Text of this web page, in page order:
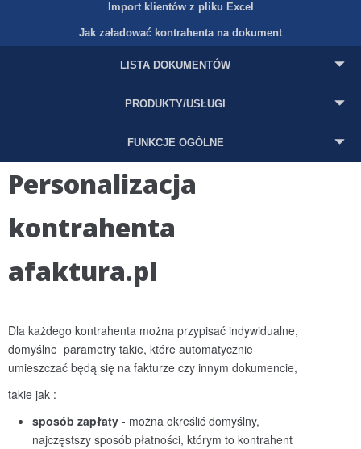
Import klientów z pliku Excel
Jak załadować kontrahenta na dokument
LISTA DOKUMENTÓW
PRODUKTY/USŁUGI
FUNKCJE OGÓLNE
Personalizacja
kontrahenta
afaktura.pl
Dla każdego kontrahenta można przypisać indywidualne,
domyślne parametry takie, które automatycznie
umieszczać będą się na fakturze czy innym dokumencie,
takie jak :
sposób zapłaty - można określić domyślny,
najczęstszy sposób płatności, którym to kontrahent